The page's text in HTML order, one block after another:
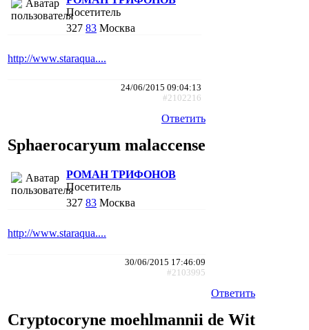
Посетитель
327 83 Москва
http://www.staraqua....
24/06/2015 09:04:13
#2102216
Ответить
Sphaerocaryum malaccense
РОМАН ТРИФОНОВ
Посетитель
327 83 Москва
http://www.staraqua....
30/06/2015 17:46:09
#2103995
Ответить
Cryptocoryne moehlmannii de Wit